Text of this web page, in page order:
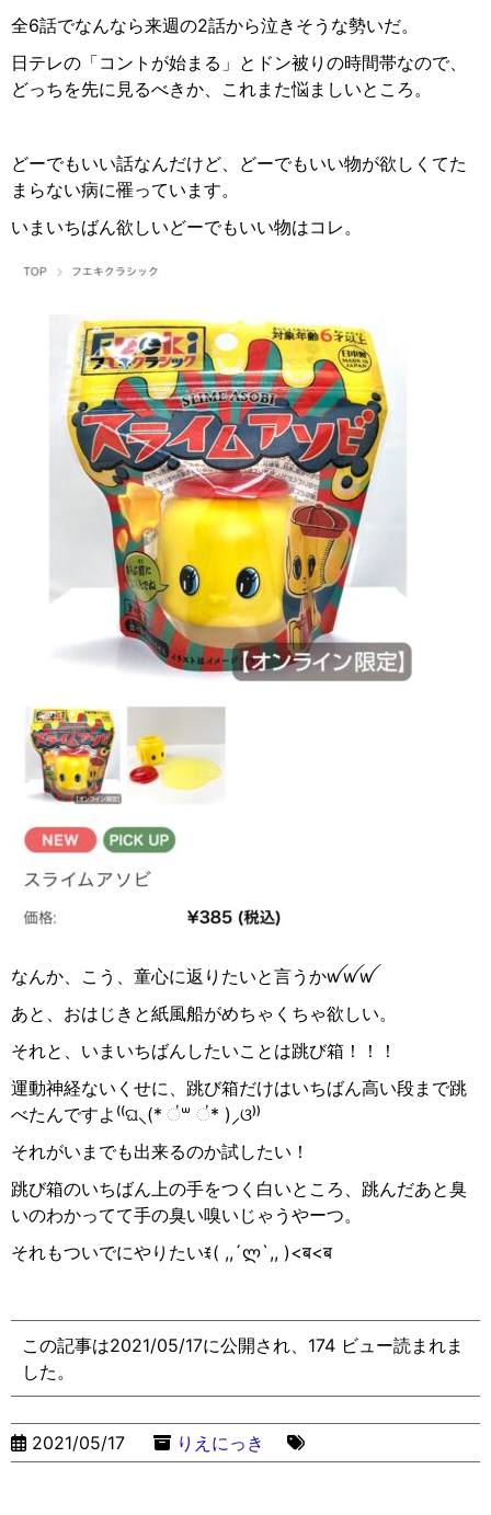
全6話でなんなら来週の2話から泣きそうな勢いだ。
日テレの「コントが始まる」とドン被りの時間帯なので、
どっちを先に見るべきか、これまた悩ましいところ。
どーでもいい話なんだけど、どーでもいい物が欲しくてた
まらない病に罹っています。
いまいちばん欲しいどーでもいい物はコレ。
なんか、こう、童心に返りたいと言うかꪝꪝꪝ
あと、おはじきと紙風船がめちゃくちゃ欲しい。
それと、いまいちばんしたいことは跳び箱！！！
運動神経ないくせに、跳び箱だけはいちばん高い段まで跳
べたんですよ ⁽⁽ଘ⸜ (* ॑꒳ ॑* ) ⸝ଓ⁾⁾
それがいまでも出来るのか試したい！
跳び箱のいちばん上の手をつく白いところ、跳んだあと臭
いのわかってて手の臭い嗅いじゃうやーつ。
それもついでにやりたいꉂ( ,,´ლ`,, )<ब<ब
この記事は2021/05/17に公開され、174 ビュー読まれま
した。
2021/05/17 りえにっき